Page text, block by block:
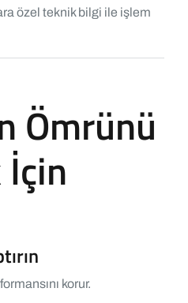
özel teknik bilgi ile işlem
Ömrünü
korur.